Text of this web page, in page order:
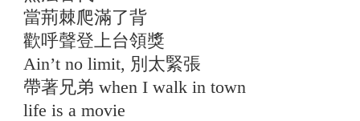
當荊棘爬滿了背
歡呼聲登上台領獎
Ain’t no limit, 別太緊張
帶著兄弟 when I walk in town
life is a movie